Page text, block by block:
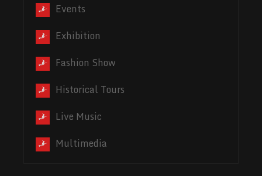
Events
Exhibition
Fashion Show
Historical Tours
Live Music
Multimedia